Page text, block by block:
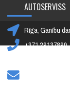
AUTOSERVISS
Rīga, Ganību
+371 29137890